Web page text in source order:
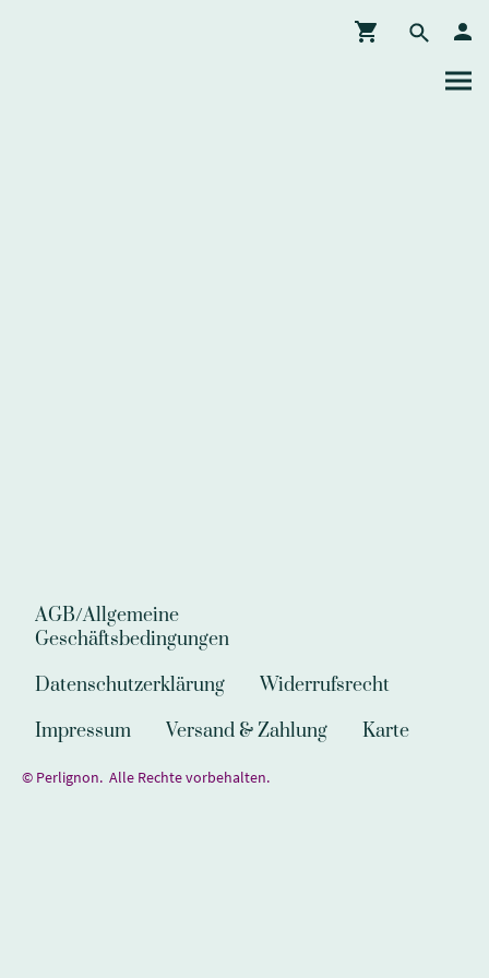
AGB/Allgemeine
Geschäftsbedingungen
Datenschutzerklärung
Widerrufsrecht
Impressum
Versand & Zahlung Karte
© Perlignon. Alle Rechte vorbehalten.